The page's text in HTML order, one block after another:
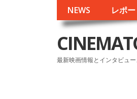
NEWS レポー
最新映画情報とインタビュ